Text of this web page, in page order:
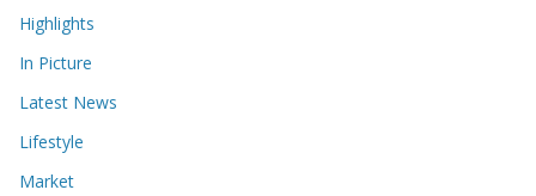
Highlights
In Picture
Latest News
Lifestyle
Market